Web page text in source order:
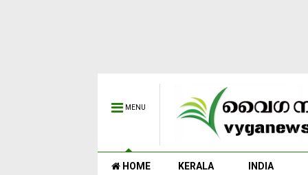
MENU
HOME KERALA INDIA